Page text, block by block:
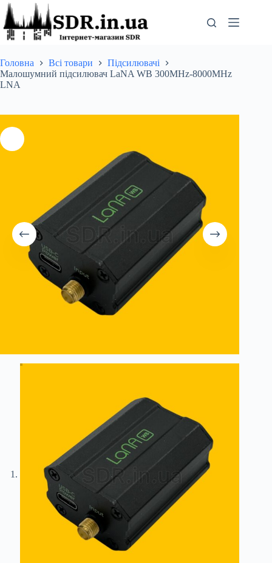
Перейти
до
вмісту
Головна Всі товари
Підсилювачі
Малошумний підсилювач LaNA WB 300MHz-8000MHz
LNA